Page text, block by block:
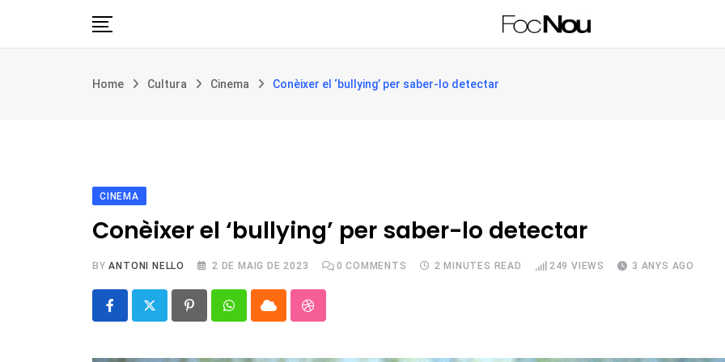
Filosofia i teologia
Home Cultura Cinema Conèixer el ‘bullying’ per saber-lo detectar
CINEMA
Conèixer el ‘bullying’ per saber-lo detectar
BYANTONI NELLO 2 DE MAIG DE 2023 0 COMMENTS 2 MINUTES READ 249 VIEWS 3 ANYS AGO
PinterestWhatsappCloud StumbleUpon